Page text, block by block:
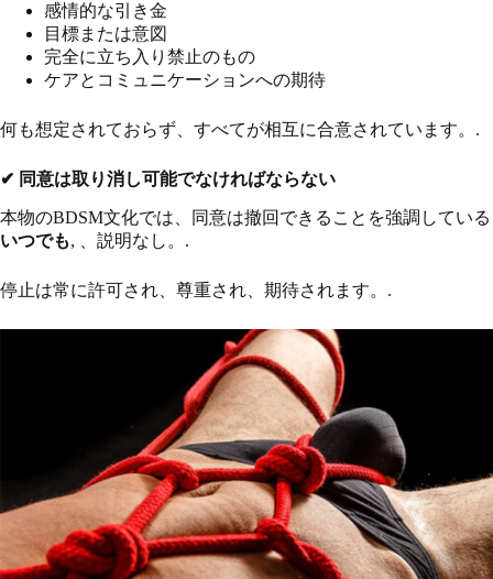
感情的な引き金
目標または意図
完全に立ち入り禁止のもの
ケアとコミュニケーションへの期待
何も想定されておらず、すべてが相互に合意されています。.
✔ 同意は取り消し可能でなければならない
本物のBDSM文化では、同意は撤回できることを強調している
いつでも, 、説明なし。.
停止は常に許可され、尊重され、期待されます。.